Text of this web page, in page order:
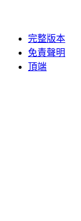
完整版本
免責聲明
頂端